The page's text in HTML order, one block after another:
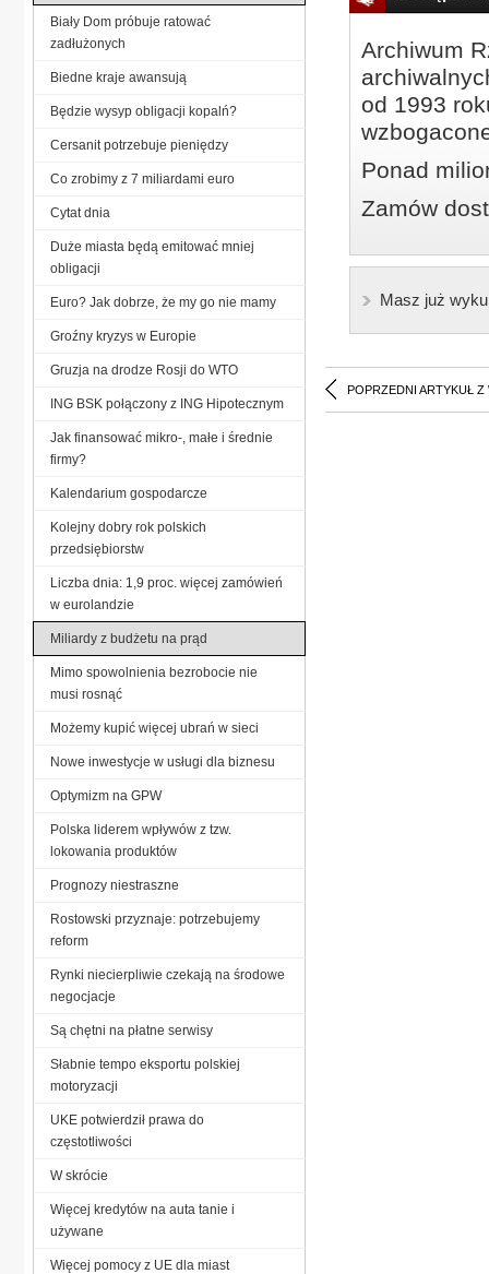
Archiwum
od 1993
Ponad
Zamów
Masz już
POPRZEDNI ARTYKUŁ Z
Biały Dom próbuje ratować
zadłużonych
Biedne kraje awansują
Będzie wysyp obligacji kopalń?
Cersanit potrzebuje pieniędzy
Co zrobimy z 7 miliardami euro
Cytat dnia
Duże miasta będą emitować mniej
obligacji
Euro? Jak dobrze, że my go nie mamy
Groźny kryzys w Europie
Gruzja na drodze Rosji do WTO
ING BSK połączony z ING Hipotecznym
Jak finansować mikro-, małe i średnie
firmy?
Kalendarium gospodarcze
Kolejny dobry rok polskich
przedsiębiorstw
Liczba dnia: 1,9 proc. więcej zamówień
w eurolandzie
Miliardy z budżetu na prąd
Mimo spowolnienia bezrobocie nie
musi rosnąć
Możemy kupić więcej ubrań w sieci
Nowe inwestycje w usługi dla biznesu
Optymizm na GPW
Polska liderem wpływów z tzw.
lokowania produktów
Prognozy niestraszne
Rostowski przyznaje: potrzebujemy
reform
Rynki niecierpliwie czekają na środowe
negocjacje
Są chętni na płatne serwisy
Słabnie tempo eksportu polskiej
motoryzacji
UKE potwierdził prawa do
częstotliwości
W skrócie
Więcej kredytów na auta tanie i
używane
Więcej pomocy z UE dla miast